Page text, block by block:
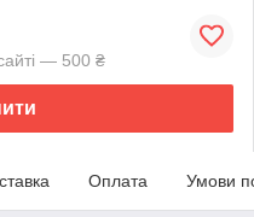
— 500 ₴
Оплата Умови